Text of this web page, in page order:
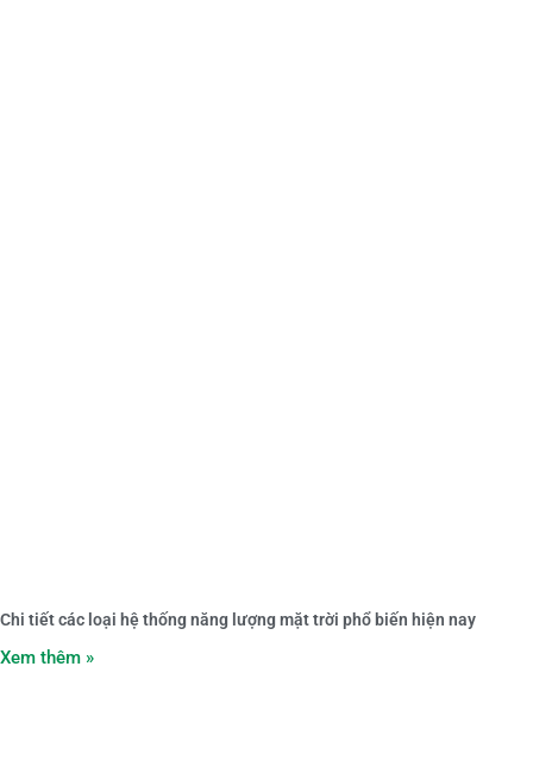
Chi tiết các loại hệ thống năng lượng mặt trời phổ biến hiện nay
Xem thêm »